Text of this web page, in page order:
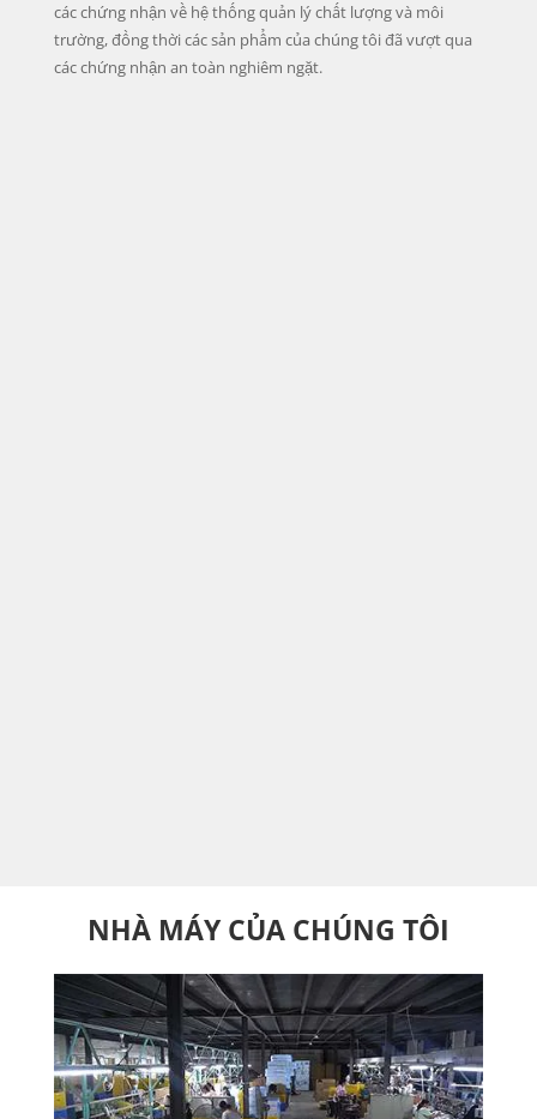
các chứng nhận về hệ thống quản lý chất lượng và môi
trường, đồng thời các sản phẩm của chúng tôi đã vượt qua
các chứng nhận an toàn nghiêm ngặt.
NHÀ MÁY CỦA CHÚNG TÔI